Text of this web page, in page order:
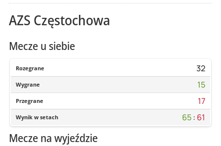
AZS Częstochowa
Mecze u siebie
Rozegrane 32
Wygrane 15
Przegrane 17
Wynik w setach 65: 61
Mecze na wyjeździe